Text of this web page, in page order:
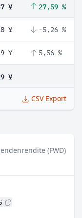
¥ 27,59 %
¥ -5,26 %
¥ 5,56 %
¥
CSV Export
(FWD)